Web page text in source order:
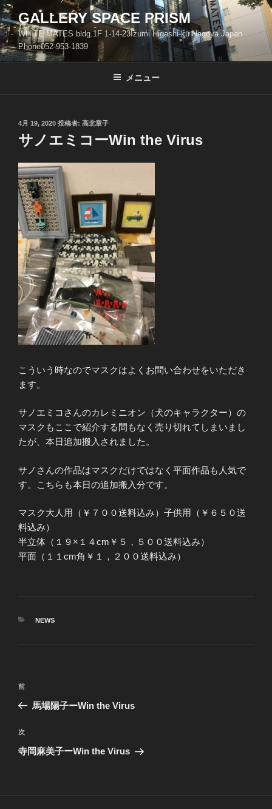
コ
ン
テ
ン
ツ
GALLERY SPACE PRISM
WHITE MATES bldg.1F 1-14-23Izumi Higashi-ku Nagoya Japan
Phone052-953-1839
メニュー
投
稿
日:
4月 19, 2020 投稿者: 高北章子
サノエミコーWin the Virus
こういう時なのでマスクはよくお問い合わせをいただき
ます。
サノエミコさんのカレミニオン（犬のキャラクター）の
マスクもここで紹介する間もなく売り切れてしまいまし
たが、本日追加搬入されました。
サノさんの作品はマスクだけではなく平面作品も人気で
す。こちらも本日の追加搬入分です。
マスク大人用（￥７００送料込み）子供用（￥６５０送
料込み）
半立体（１９×１４cm￥５，５００送料込み）
平面（１１cm角￥１，２００送料込み）
カ
NEWS
投
ビ
ゲ
前
の
稿
前
馬場陽子ーWin the Virus
次
の
次
寺岡麻美子ーWin the Virus